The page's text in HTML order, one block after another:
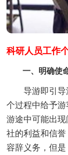
科研人员工作
一、明确使命
导游即引导
个过程中给予
游途中可能出
社的利益和信
容辞义务，但